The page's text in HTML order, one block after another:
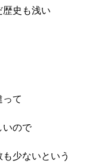
歴史も浅い
って
いので
少ないという